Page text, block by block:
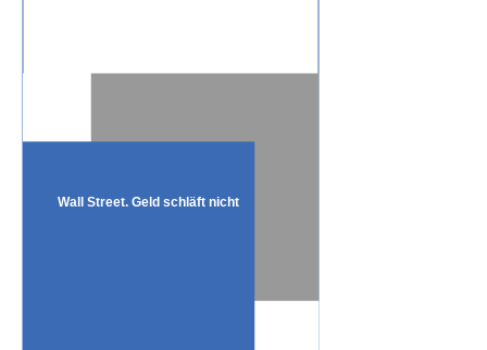
Wall Street. Geld schläft nicht